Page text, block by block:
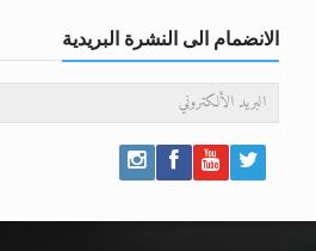
الانضمام الى النشرة البريدية